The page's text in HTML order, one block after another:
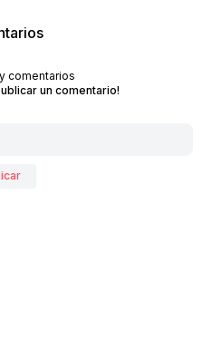
comentarios
un comentario!